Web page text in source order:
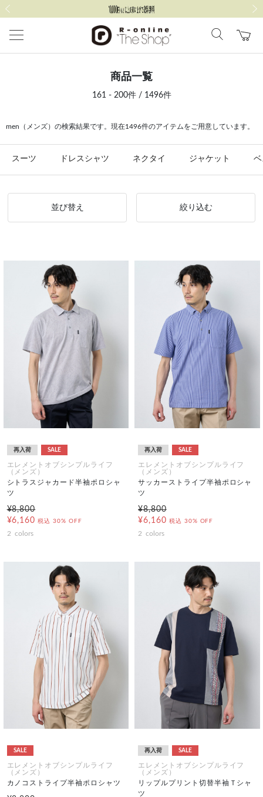
商品一覧
161 - 200件 / 1496件
men（メンズ）の検索結果です。現在1496件のアイテムをご用意しています。
スーツ ドレスシャツ ネクタイ ジャケット
並び替え 絞り込む
再入荷 SALE
エレメントオブシンプルライフ
（メンズ）
シトラスジャカード半袖ポロシャ
ツ
¥8,800
¥6,160 税込 30% OFF
2 colors
再入荷 SALE
エレメントオブシンプルライフ
（メンズ）
サッカーストライプ半袖ポロシャ
ツ
¥8,800
¥6,160 税込 30% OFF
2 colors
SALE
エレメントオブシンプルライフ
（メンズ）
カノコストライプ半袖ポロシャツ
再入荷 SALE
エレメントオブシンプルライフ
（メンズ）
リップルプリント切替半袖Ｔシャ
ツ